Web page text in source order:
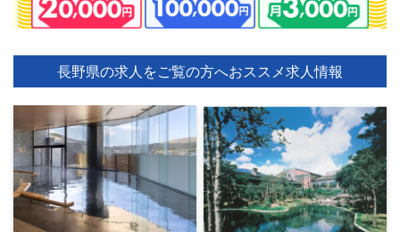
長野県の求人をご覧の方へおススメ求人情報